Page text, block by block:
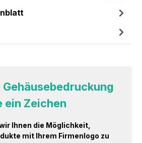
ein Zeichen
Ihnen die Möglichkeit,
mit Ihrem Firmenlogo zu